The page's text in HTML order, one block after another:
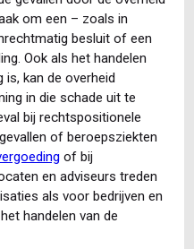
om een – zoals in
besluit of een
Ook als het handelen
is, kan de overheid
in die schade uit te
bij rechtspositionele
of beroepsziekten
of bij
en adviseurs treden
als voor bedrijven en
handelen van de